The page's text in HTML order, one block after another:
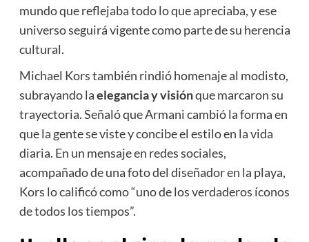
mundo que reflejaba todo lo que apreciaba, y ese
universo seguirá vigente como parte de su herencia
cultural.
Michael Kors también rindió homenaje al modisto,
subrayando laelegancia y visiónque marcaron su
trayectoria. Señaló que Armani cambió la forma en
que la gente se viste y concibe el estilo en la vida
diaria. En un mensaje en redes sociales,
acompañado de una foto del diseñador en la playa,
Kors lo calificó como “uno de los verdaderos íconos
de todos los tiempos”.